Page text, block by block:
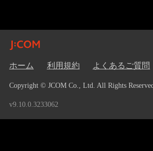
ホーム 利用規約 よくあるご質問
Copyright © JCOM Co., Ltd. All Rights
v9.10.0.3233062